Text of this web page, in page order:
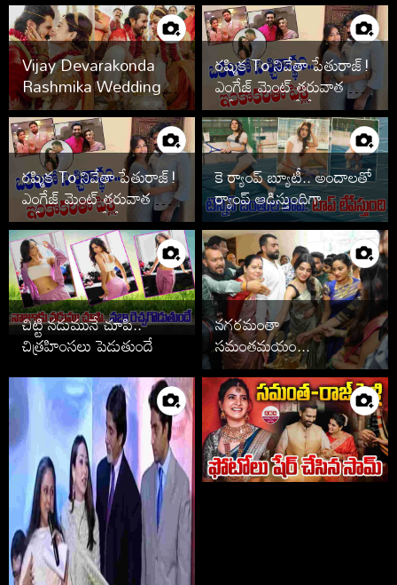
Vijay Devarakonda
Rashmika Wedding
Photos
రష్మిక To నివేతా పేతురాజ్!
ఎంగేజ్ మెంట్ తరువాత పెళ్లి
ఆపేసిన స్టార్స్ వీరే
రష్మిక To నివేతా పేతురాజ్!
ఎంగేజ్ మెంట్ తరువాత పెళ్లి
ఆపేసిన స్టార్స్ వీరే
కె ర్యాంప్ బ్యూటీ.. అందాలతో
ర్యాంప్ ఆడిస్తుందిగా
చిట్టి నడుమునే చూపి..
చిత్రహింసలు పెడుతుందే
నగరమంతా
సమంతమయం...